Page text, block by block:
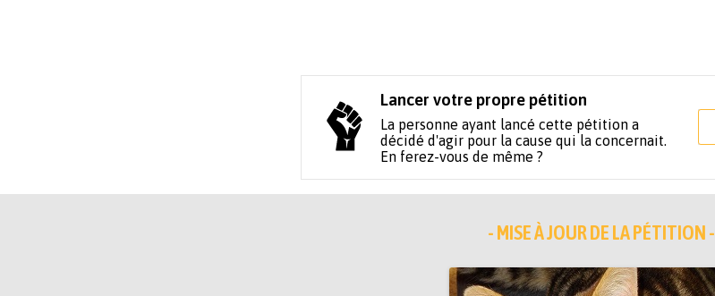
Lancer votre propre pétition
La personne ayant lancé cette pétition a
décidé d'agir pour la cause qui la concernait.
En ferez-vous de même ?
- MISE À JOUR DE LA PÉTITION -